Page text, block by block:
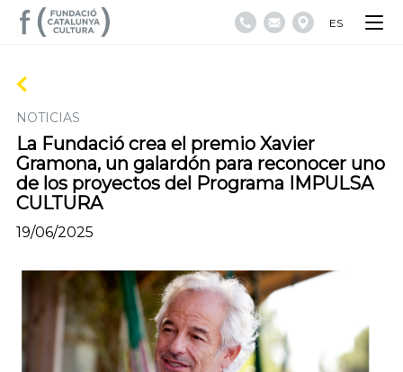
ES
NOTICIAS
La Fundació crea el premio Xavier
Gramona, un galardón para reconocer uno
de los proyectos del Programa IMPULSA
CULTURA
19/06/2025